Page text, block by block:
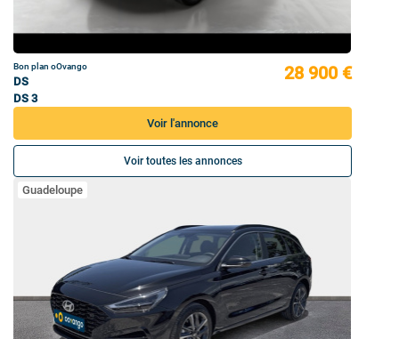
Bon plan oOvango
DS
DS 3
28 900 €
Voir l'annonce
Voir toutes les annonces
Guadeloupe